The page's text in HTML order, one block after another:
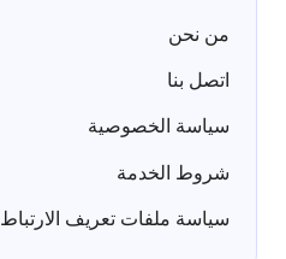
من نحن
اتصل بنا
سياسة الخصوصية
شروط الخدمة
سياسة ملفات تعريف الارتباط